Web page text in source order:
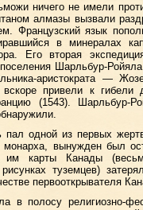
ничего не имели
алмазы вызвали
Французский язык
в минералах
Его вторая
Шарльбур-
аристократа —
привели к гибели
(1543). Шарльбур-
одной из первых
вынужден был
им карты Канады
туземцев)
первооткрывателя
в полосу религиозно-